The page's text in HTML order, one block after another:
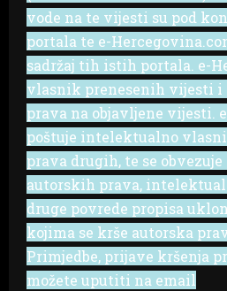
vode na te vijesti su pod
portala te e-
sadržaj tih istih portala. e-
vlasnik prenesenih vijesti i
prava na objavljene vijesti.
poštuje intelektualno
prava drugih, te se
autorskih prava,
druge povrede propisa
kojima se krše autorska
Primjedbe, prijave kršenja
možete uputiti na email